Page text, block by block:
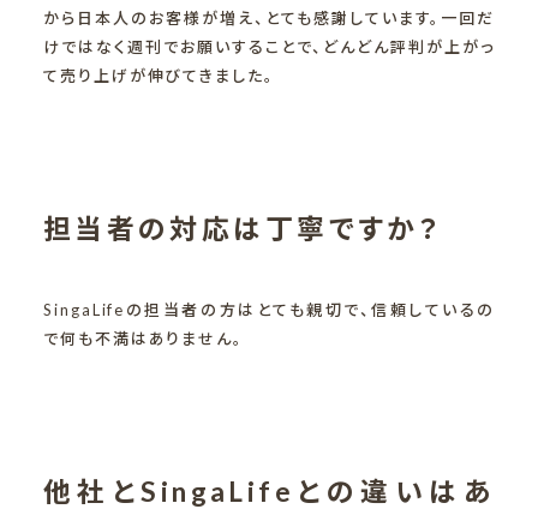
から日本人のお客様が増え、とても感謝しています。一回だ
けではなく週刊でお願いすることで、どんどん評判が上がっ
て売り上げが伸びてきました。
担当者の対応は丁寧ですか？
SingaLifeの担当者の方はとても親切で、信頼しているの
で何も不満はありません。
他社とSingaLifeとの違いはあ